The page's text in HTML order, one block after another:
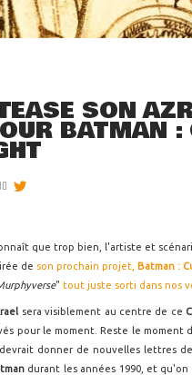
SON
BATMAN :
que trop bien, l'artiste et
de son prochain projet,Batman :
" tout juste sorti dans nos
sera visiblement au centre de ce
pour le moment. Reste le
devrait donner de nouvelles lettres
durant les années 1990, et